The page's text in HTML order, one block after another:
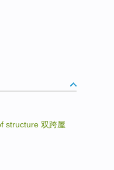
structure 双跨屋